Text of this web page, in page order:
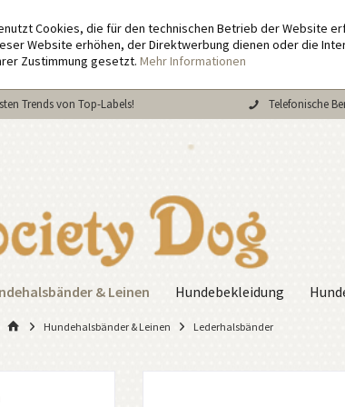
Cookies, die für den technischen Betrieb der Website
Website erhöhen, der Direktwerbung dienen oder die
Zustimmung gesetzt. Mehr Informationen
Trends von Top-Labels! Telefonische
& Leinen Hundebekleidung
Hundehalsbänder & Leinen Lederhalsbänder